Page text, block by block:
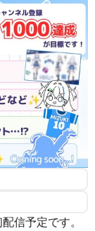
信予定です。